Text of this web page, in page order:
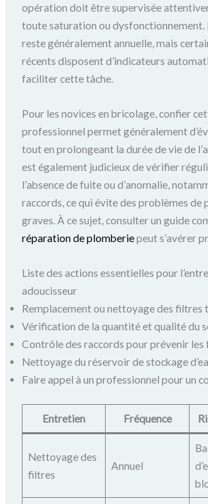
opération doit être supervisée
toute saturation ou dysfonctionnement.
reste généralement annuelle, mais
récents disposent d’indicateurs
faciliter cette tâche.
Pour les novices en bricolage, confier
professionnel permet généralement
tout en prolongeant la durée de vie de
est également judicieux de vérifier
l’absence de fuite ou d’anomalie,
raccords, ce qui évite des problèmes de
graves. À ce sujet, consulter un guide
réparation de plomberiepeut s’avérer
Liste des actions essentielles pour
adoucisseur
Remplacement ou nettoyage des filtres
Vérification de la quantité et qualité du
Contrôle des raccords pour prévenir les
Nettoyage du réservoir de stockage
Faire appel à un professionnel pour un
Entretien Fréquence
Nettoyage des
filtres
Annuel